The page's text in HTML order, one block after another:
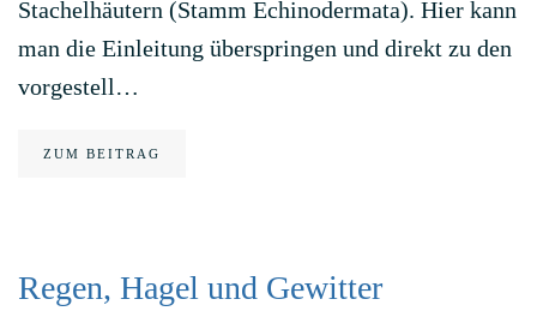
Stachelhäutern (Stamm Echinodermata). Hier kann
man die Einleitung überspringen und direkt zu den
vorgestell…
ZUM BEITRAG
Regen, Hagel und Gewitter